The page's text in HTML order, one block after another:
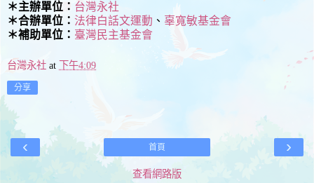
＊主辦單位： 台灣永社
＊合辦單位： 法律白話文運動 、 辜寬敏基金會
＊補助單位： 臺灣民主基金會
台灣永社 at 下午4:09
分享
‹ ›
首頁
查看網路版